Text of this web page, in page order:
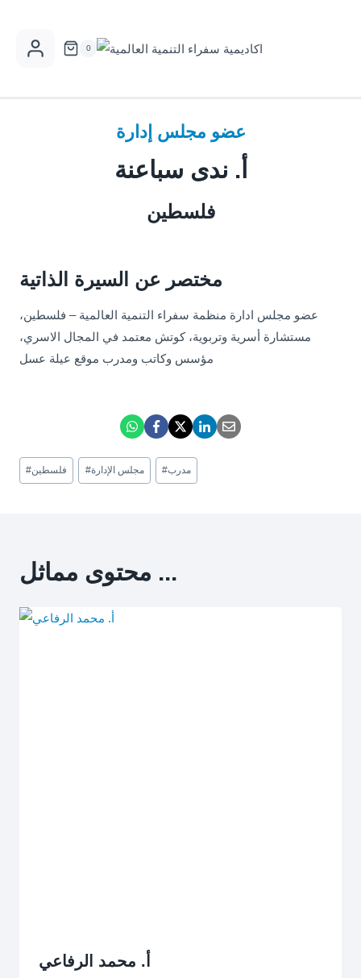
content
0
عضو مجلس إدارة
أ. ندى سباعنة
فلسطين
مختصر عن السيرة الذاتية
عضو مجلس ادارة منظمة سفراء التنمية العالمية – فلسطين،
مستشارة أسرية وتربوية، كوتش معتمد في المجال الاسري،
مؤسس وكاتب ومدرب موقع عيلة عسل
Post
Tags:
#فلسطين #مجلس الإدارة #مدرب
محتوى مماثل ...
أ. محمد الرفاعي